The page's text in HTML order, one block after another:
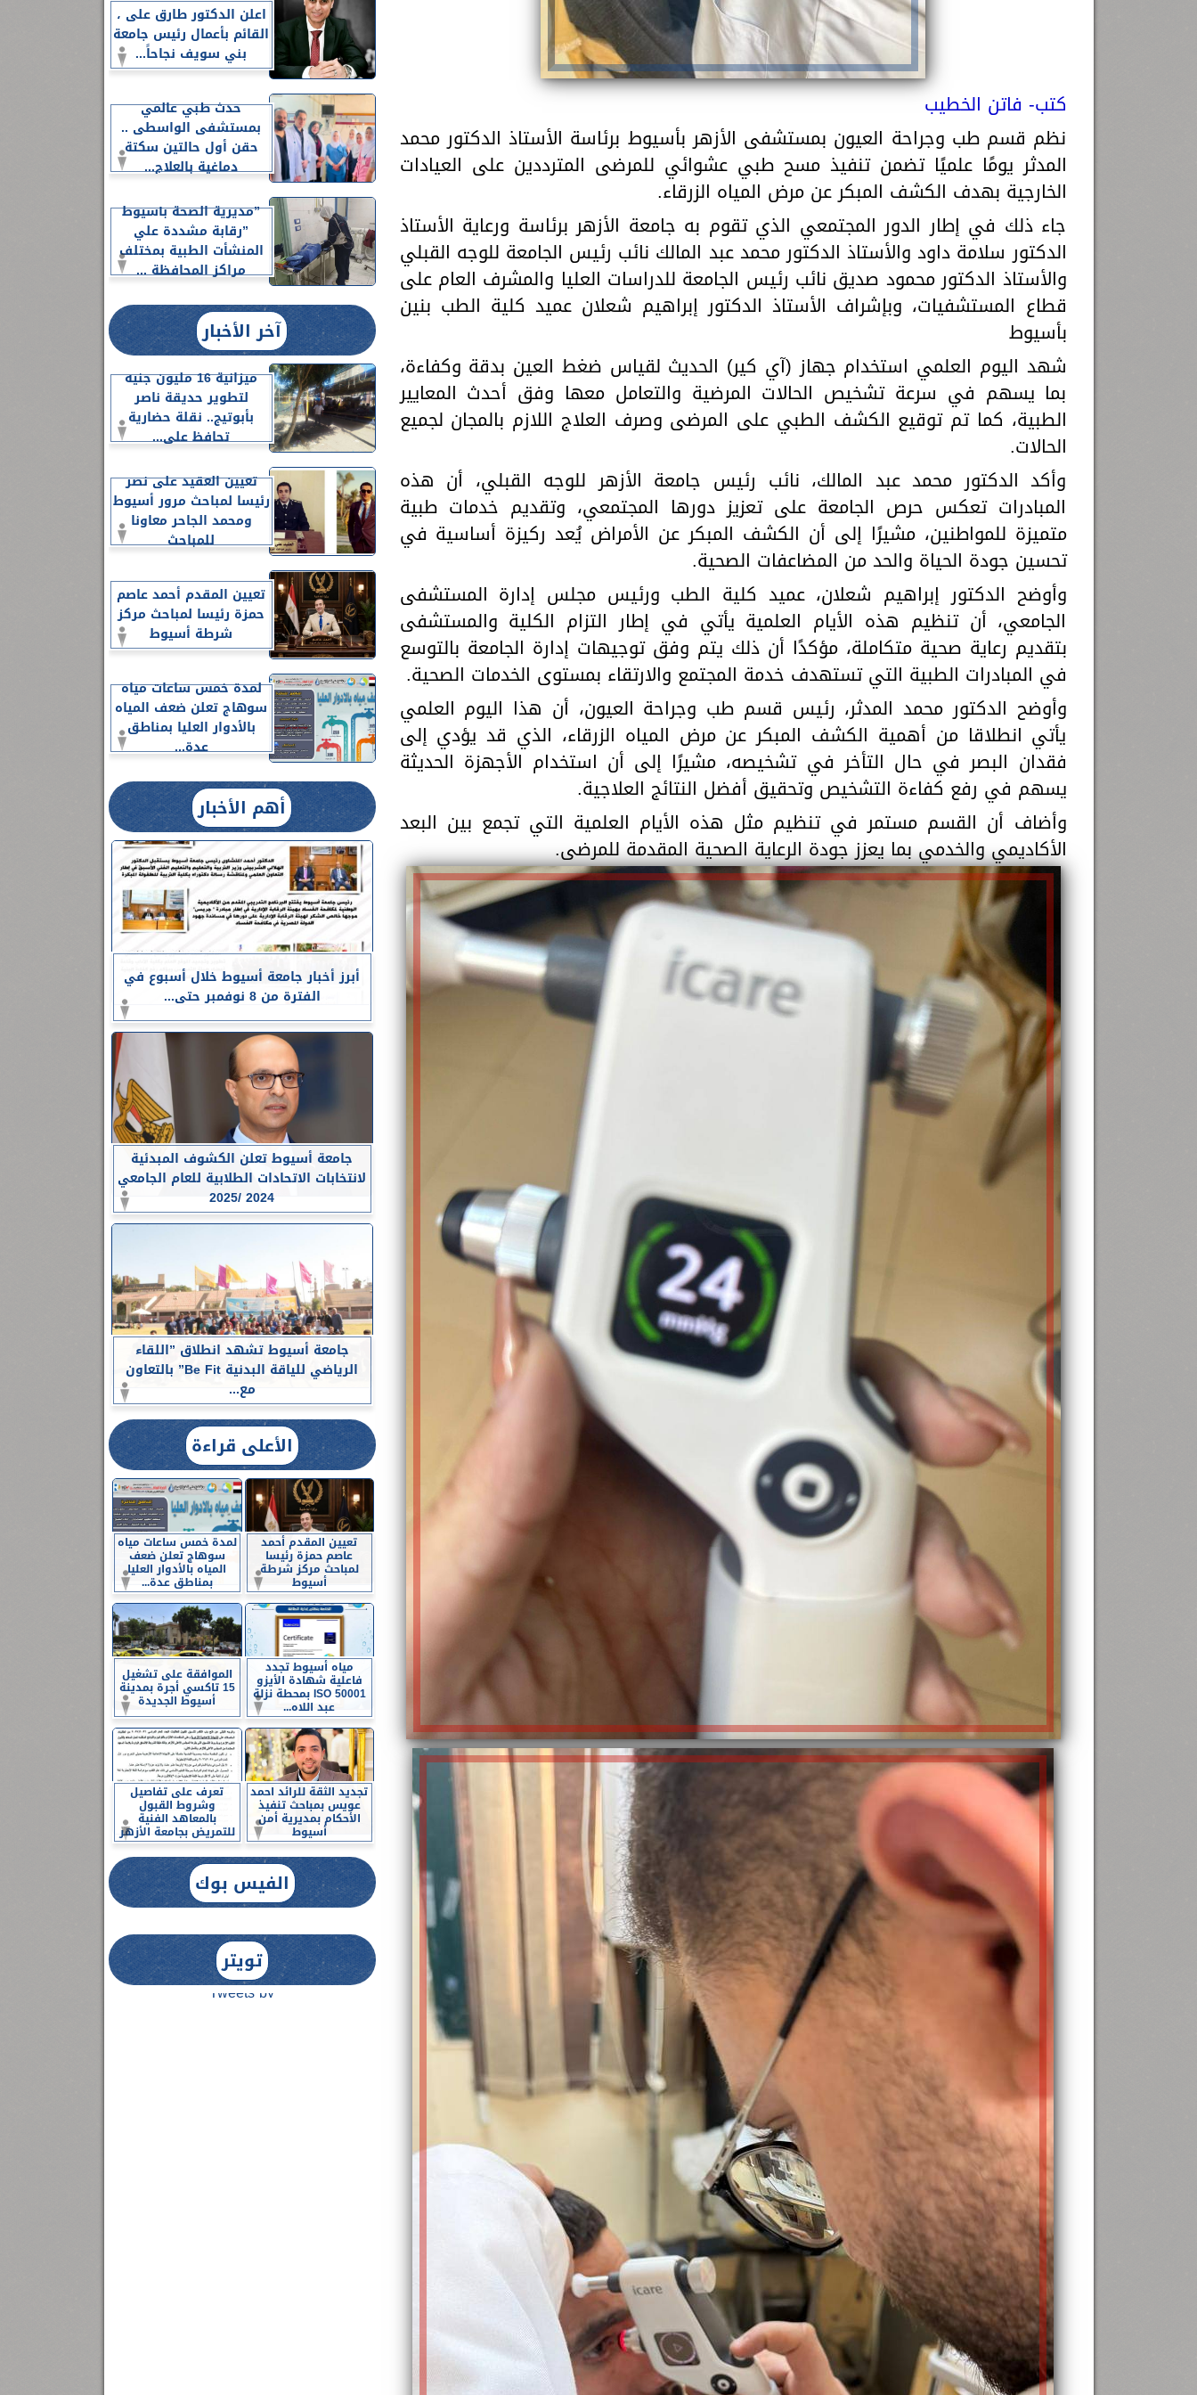
كتب- فاتن الخطيب
نظم قسم طب وجراحة العيون بمستشفى الأزهر بأسيوط برئاسة الأستاذ الدكتور محمد
المدثر يومًا علميًا تضمن تنفيذ مسح طبي عشوائي للمرضى المترددين على العيادات
الخارجية بهدف الكشف المبكر عن مرض المياه الزرقاء.
جاء ذلك في إطار الدور المجتمعي الذي تقوم به جامعة الأزهر برئاسة ورعاية الأستاذ
الدكتور سلامة داود والأستاذ الدكتور محمد عبد المالك نائب رئيس الجامعة للوجه القبلي
والأستاذ الدكتور محمود صديق نائب رئيس الجامعة للدراسات العليا والمشرف العام على
قطاع المستشفيات، وبإشراف الأستاذ الدكتور إبراهيم شعلان عميد كلية الطب بنين
بأسيوط
شهد اليوم العلمي استخدام جهاز (آي كير) الحديث لقياس ضغط العين بدقة وكفاءة،
بما يسهم في سرعة تشخيص الحالات المرضية والتعامل معها وفق أحدث المعايير
الطبية، كما تم توقيع الكشف الطبي على المرضى وصرف العلاج اللازم بالمجان لجميع
الحالات.
وأكد الدكتور محمد عبد المالك، نائب رئيس جامعة الأزهر للوجه القبلي، أن هذه
المبادرات تعكس حرص الجامعة على تعزيز دورها المجتمعي، وتقديم خدمات طبية
متميزة للمواطنين، مشيرًا إلى أن الكشف المبكر عن الأمراض يُعد ركيزة أساسية في
تحسين جودة الحياة والحد من المضاعفات الصحية.
وأوضح الدكتور إبراهيم شعلان، عميد كلية الطب ورئيس مجلس إدارة المستشفى
الجامعي، أن تنظيم هذه الأيام العلمية يأتي في إطار التزام الكلية والمستشفى
بتقديم رعاية صحية متكاملة، مؤكدًا أن ذلك يتم وفق توجيهات إدارة الجامعة بالتوسع
في المبادرات الطبية التي تستهدف خدمة المجتمع والارتقاء بمستوى الخدمات الصحية.
وأوضح الدكتور محمد المدثر، رئيس قسم طب وجراحة العيون، أن هذا اليوم العلمي
يأتي انطلاقا من أهمية الكشف المبكر عن مرض المياه الزرقاء، الذي قد يؤدي إلى
فقدان البصر في حال التأخر في تشخيصه، مشيرًا إلى أن استخدام الأجهزة الحديثة
يسهم في رفع كفاءة التشخيص وتحقيق أفضل النتائج العلاجية.
وأضاف أن القسم مستمر في تنظيم مثل هذه الأيام العلمية التي تجمع بين البعد
الأكاديمي والخدمي بما يعزز جودة الرعاية الصحية المقدمة للمرضى.
اعلن الدكتور طارق على ،
القائم بأعمال رئيس جامعة
بني سويف نجاحاً...
حدث طبي عالمي
بمستشفى الواسطى ..
حقن أول حالتين سكتة
دماغية بالعلاج...
”مديرية الصحة بأسيوط
”رقابة مشددة علي
المنشأت الطبية بمختلف
مراكز المحافظة ...
آخر الأخبار
ميزانية 16 مليون جنيه
لتطوير حديقة ناصر
بأبوتيج.. نقلة حضارية
تحافظ على...
تعيين العقيد على نصر
رئيسا لمباحث مرور أسيوط
ومحمد الجاحر معاونا
للمباحث
تعيين المقدم أحمد عاصم
حمزة رئيسا لمباحث مركز
شرطة أسيوط
لمدة خمس ساعات مياه
سوهاج تعلن ضعف المياه
بالأدوار العليا بمناطق
عدة...
أهم الأخبار
أبرز أخبار جامعة أسيوط خلال أسبوع في
الفترة من 8 نوفمبر حتى...
جامعة أسيوط تعلن الكشوف المبدئية
لانتخابات الاتحادات الطلابية للعام الجامعي
2024 /2025
جامعة أسيوط تشهد انطلاق ”اللقاء
الرياضي للياقة البدنية Be Fit” بالتعاون
مع...
الأعلى قراءة
تعيين المقدم أحمد
عاصم حمزة رئيسا
لمباحث مركز شرطة
أسيوط
لمدة خمس ساعات مياه
سوهاج تعلن ضعف
المياه بالأدوار العليا
بمناطق عدة...
مياه أسيوط تجدد
فاعلية شهادة الأيزو
ISO 50001 بمحطة نزلة
عبد اللاه...
الموافقة على تشغيل
15 تاكسي أجرة بمدينة
أسيوط الجديدة
تجديد الثقة للرائد احمد
عويس بمباحث تنفيذ
الأحكام بمديرية أمن
أسيوط
تعرف على تفاصيل
وشروط القبول
بالمعاهد الفنية
للتمريض بجامعة الأزهر
الفيس بوك
تويتر
Tweets by